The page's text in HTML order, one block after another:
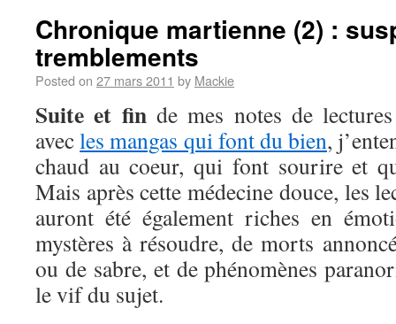
Chronique martienne (2) :
tremblements
Posted on 27 mars 2011 by Mackie
Suite et finde mes notes de lectures
avecles mangas qui font du bien,
chaud au coeur, qui font sourire et
Mais après cette médecine douce, les
auront été également riches en
mystères à résoudre, de morts
ou de sabre, et de phénomènes
le vif du sujet.